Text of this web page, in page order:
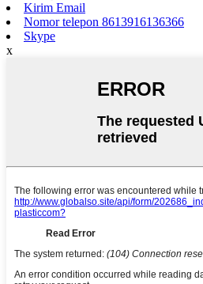
Kirim Email
Nomor telepon 8613916136366
Skype
x